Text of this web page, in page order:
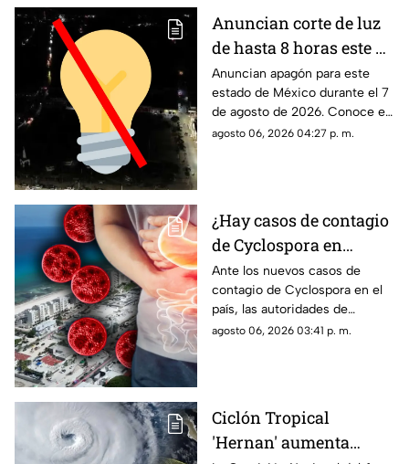
Anuncian corte de luz
de hasta 8 horas este 7
de agosto de 2026: ¿A
qué hora inicia el
apagón y quiénes se
quedarán sin
Anuncian apagón para este
estado de México durante el 7
de agosto de 2026. Conoce el
horario y las colonias que se
agosto 06, 2026 04:27 p. m.
¿Hay casos de contagio
de Cyclospora en
Quintana Roo? Esto
dicen las autoridades
sobre los turistas
contagiados de
Ante los nuevos casos de
contagio de Cyclospora en el
país, las autoridades de
Quintana Roo informaron
agosto 06, 2026 03:41 p. m.
Ciclón Tropical
'Hernan' aumenta